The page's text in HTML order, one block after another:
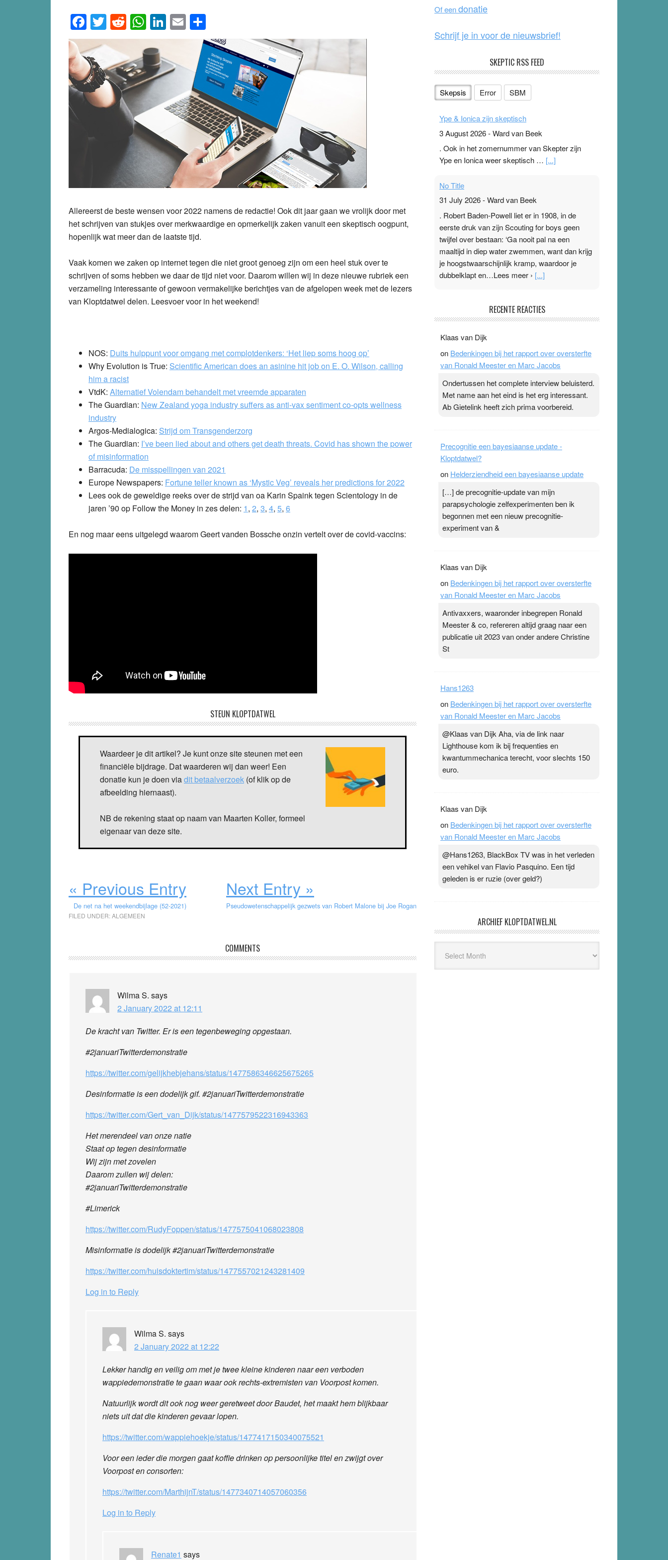
Facebook
Twitter
Reddit
WhatsApp
LinkedIn
Email
Allereerst de beste wensen voor 2022 namens de redactie! Ook dit jaar gaan we vrolijk door met
het schrijven van stukjes over merkwaardige en opmerkelijk zaken vanuit een skeptisch oogpunt,
hopenlijk wat meer dan de laatste tijd.
Vaak komen we zaken op internet tegen die niet groot genoeg zijn om een heel stuk over te
schrijven of soms hebben we daar de tijd niet voor. Daarom willen wij in deze nieuwe rubriek een
verzameling interessante of gewoon vermakelijke berichtjes van de afgelopen week met de lezers
van Kloptdatwel delen. Leesvoer voor in het weekend!
NOS: Duits hulppunt voor omgang met complotdenkers: ‘Het liep soms hoog op’
Why Evolution is True: Scientific American does an asinine hit job on E. O. Wilson, calling
him a racist
VtdK: Alternatief Volendam behandelt met vreemde apparaten
The Guardian: New Zealand yoga industry suffers as anti-vax sentiment co-opts wellness
industry
Argos-Medialogica: Strijd om Transgenderzorg
The Guardian: I’ve been lied about and others get death threats. Covid has shown the power
of misinformation
Barracuda: De misspellingen van 2021
Europe Newspapers: Fortune teller known as ‘Mystic Veg’ reveals her predictions for 2022
Lees ook de geweldige reeks over de strijd van oa Karin Spaink tegen Scientology in de
jaren ’90 op Follow the Money in zes delen: 1, 2, 3, 4, 5, 6
En nog maar eens uitgelegd waarom Geert vanden Bossche onzin vertelt over de covid-vaccins:
STEUN KLOPTDATWEL
Waardeer je dit artikel? Je kunt onze site steunen met een
financiële bijdrage. Dat waarderen wij dan weer! Een
donatie kun je doen viadit betaalverzoek (of klik op de
afbeelding hiernaast).
NB de rekening staat op naam van Maarten Koller, formeel
eigenaar van deze site.
« Previous Entry
De net na het weekendbijlage (52-2021)
Next Entry »
Pseudowetenschappelijk gezwets van Robert Malone bij Joe Rogan
FILED UNDER:ALGEMEEN
Interactions
COMMENTS
Wilma S. says
2 January 2022 at 12:11
De kracht van Twitter. Er is een tegenbeweging opgestaan.
#2januariTwitterdemonstratie
https://twitter.com/gelijkhebjehans/status/1477586346625675265
Desinformatie is een dodelijk gif. #2januariTwitterdemonstratie
https://twitter.com/Gert_van_Dijk/status/1477579522316943363
Het merendeel van onze natie
Staat op tegen desinformatie
Wij zijn met zovelen
Daarom zullen wij delen:
#2januariTwitterdemonstratie
#Limerick
https://twitter.com/RudyFoppen/status/1477575041068023808
Misinformatie is dodelijk #2januariTwitterdemonstratie
https://twitter.com/huisdoktertim/status/1477557021243281409
Log in to Reply
Wilma S. says
2 January 2022 at 12:22
Lekker handig en veilig om met je twee kleine kinderen naar een verboden
wappiedemonstratie te gaan waar ook rechts-extremisten van Voorpost komen.
Natuurlijk wordt dit ook nog weer geretweet door Baudet, het maakt hem blijkbaar
niets uit dat die kinderen gevaar lopen.
https://twitter.com/wappiehoekje/status/1477417150340075521
Voor een ieder die morgen gaat koffie drinken op persoonlijke titel en zwijgt over
Voorpost en consorten:
https://twitter.com/MarthijnT/status/1477340714057060356
Log in to Reply
Renate1 says
k
Of eendonatie
Schrijf je in voor de nieuwsbrief!
SKEPTIC RSS FEED
Skepsis Error SBM
Ype & Ionica zijn skeptisch
3 August 2026-Ward van Beek
. Ook in het zomernummer van Skepter zijn
Ype en Ionica weer skeptisch … [...]
No Title
31 July 2026-Ward van Beek
. Robert Baden-Powell liet er in 1908, in de
eerste druk van zijn Scouting for boys geen
twijfel over bestaan: ‘Ga nooit pal na een
maaltijd in diep water zwemmen, want dan krijg
je hoogstwaarschijnlijk kramp, waardoor je
dubbelklapt en…Lees meer › [...]
Ward van Beek
topsporters. Ze hopen ermee hun hartslag te
verlagen terwijl ze meer zuurstof opnemen.
Daarop heeft zo’n pleister geen effect. Maar het
zijn. Door…Lees meer Pleisterplakkers in de
topspsort › [...]
RECENTE REACTIES
Klaas van Dijk
on Bedenkingen bij het rapport over oversterfte
van Ronald Meester en Marc Jacobs
Ondertussen het complete interview beluisterd.
Met name aan het eind is het erg interessant.
Ab Gietelink heeft zich prima voorbereid.
Precognitie een bayesiaanse update -
Kloptdatwel?
on Helderziendheid een bayesiaanse update
[…] de precognitie-update van mijn
parapsychologie zelfexperimenten ben ik
begonnen met een nieuw precognitie-
experiment van &
Klaas van Dijk
on Bedenkingen bij het rapport over oversterfte
van Ronald Meester en Marc Jacobs
Antivaxxers, waaronder inbegrepen Ronald
Meester & co, refereren altijd graag naar een
publicatie uit 2023 van onder andere Christine
St
Hans1263
on Bedenkingen bij het rapport over oversterfte
van Ronald Meester en Marc Jacobs
@Klaas van Dijk Aha, via de link naar
Lighthouse kom ik bij frequenties en
kwantummechanica terecht, voor slechts 150
euro.
Klaas van Dijk
on Bedenkingen bij het rapport over oversterfte
van Ronald Meester en Marc Jacobs
@Hans1263, BlackBox TV was in het verleden
een vehikel van Flavio Pasquino. Een tijd
geleden is er ruzie (over geld?)
ARCHIEF KLOPTDATWEL.NL
Kloptdatwel.nl